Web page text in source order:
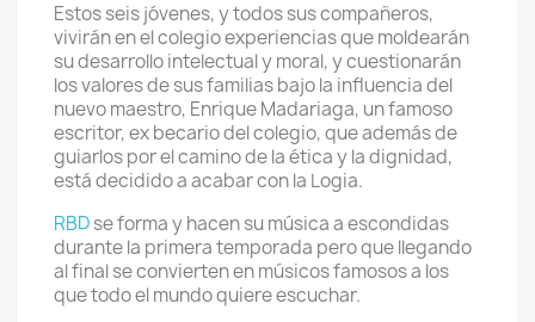
Estos seis jóvenes, y todos sus compañeros,
vivirán en el colegio experiencias que moldearán
su desarrollo intelectual y moral, y cuestionarán
los valores de sus familias bajo la influencia del
nuevo maestro, Enrique Madariaga, un famoso
escritor, ex becario del colegio, que además de
guiarlos por el camino de la ética y la dignidad,
está decidido a acabar con la Logia.
RBDse forma y hacen su música a escondidas
durante la primera temporada pero que llegando
al final se convierten en músicos famosos a los
que todo el mundo quiere escuchar.